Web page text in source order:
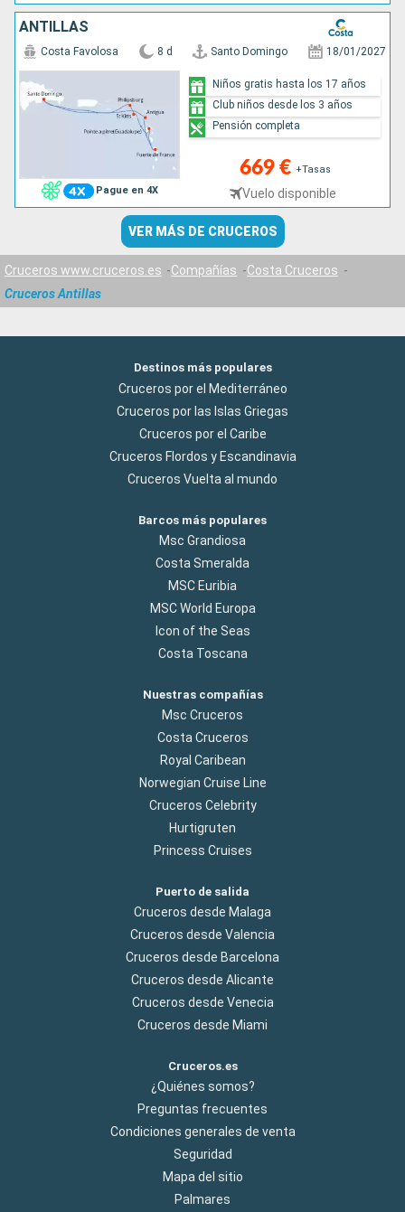
ANTILLAS
Pague en 4X
Costa Favolosa 8 d Santo Domingo 18/01/2027
669 € +Tasas
Vuelo disponible
Niños gratis hasta los 17 años
Club niños desde los 3 años
Pensión completa
VER MÁS DE CRUCEROS
Cruceros www.cruceros.es Compañías
Costa Cruceros
Cruceros Antillas
Destinos más populares
Cruceros por el Mediterráneo
Cruceros por las Islas Griegas
Cruceros por el Caribe
Cruceros Flordos y Escandinavia
Cruceros Vuelta al mundo
Barcos más populares
Msc Grandiosa
Costa Smeralda
MSC Euribia
MSC World Europa
Icon of the Seas
Costa Toscana
Nuestras compañías
Msc Cruceros
Costa Cruceros
Royal Caribean
Norwegian Cruise Line
Cruceros Celebrity
Hurtigruten
Princess Cruises
Puerto de salida
Cruceros desde Malaga
Cruceros desde Valencia
Cruceros desde Barcelona
Cruceros desde Alicante
Cruceros desde Venecia
Cruceros desde Miami
Cruceros.es
¿Quiénes somos?
Preguntas frecuentes
Condiciones generales de venta
Seguridad
Mapa del sitio
Palmares